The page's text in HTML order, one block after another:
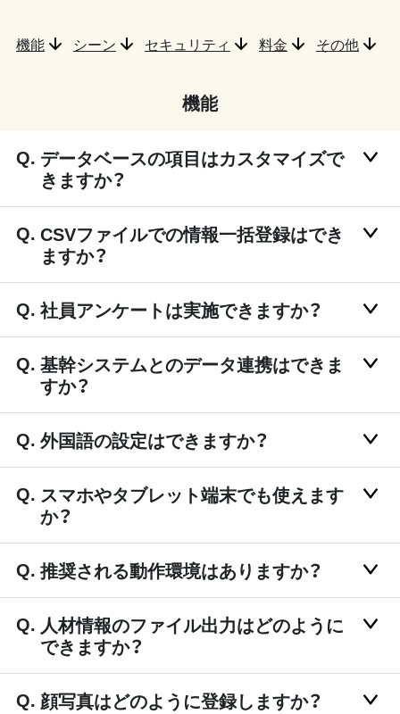
機能 シーン セキュリティ 料金 その他
機能
データベースの項目はカスタマイズで
きますか？
CSVファイルでの情報一括登録はでき
ますか？
社員アンケートは実施できますか？
基幹システムとのデータ連携はできま
すか？
外国語の設定はできますか？
スマホやタブレット端末でも使えます
か？
推奨される動作環境はありますか？
人材情報のファイル出力はどのように
できますか？
顔写真はどのように登録しますか？